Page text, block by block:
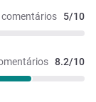
comentários 5/10
8.2/10